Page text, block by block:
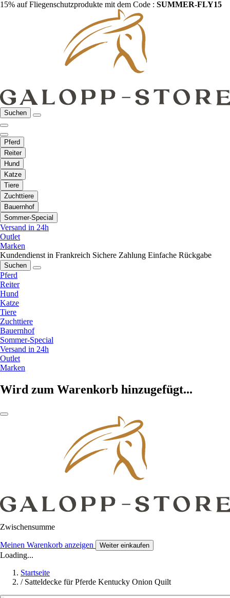
15% auf Fliegenschutzprodukte mit dem Code : SUMMER-FLY15
Suchen
Pferd
Reiter
Hund
Katze
Tiere
Zuchttiere
Bauernhof
Sommer-Special
Versand in 24h
Outlet
Marken
Kundendienst in Frankreich Sichere Zahlung Einfache Rückgabe
Suchen
Pferd
Reiter
Hund
Katze
Tiere
Zuchttiere
Bauernhof
Sommer-Special
Versand in 24h
Outlet
Marken
Wird zum Warenkorb hinzugefügt...
Zwischensumme
Meinen Warenkorb anzeigen Weiter einkaufen
Loading...
Startseite
/ Satteldecke für Pferde Kentucky Onion Quilt